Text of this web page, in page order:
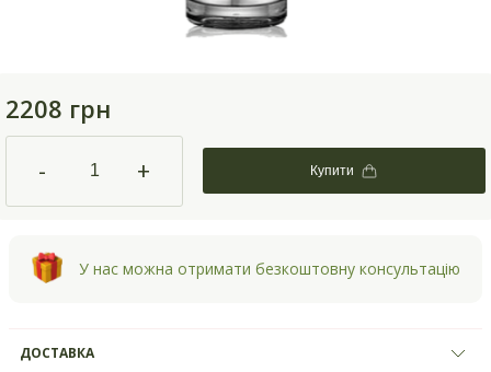
2208 грн
- + Купити
У нас можна отримати безкоштовну консультацію
ДОСТАВКА